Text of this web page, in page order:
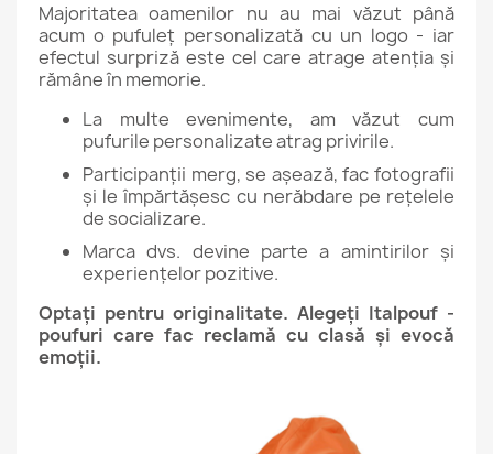
Majoritatea oamenilor nu au mai văzut până
acum o pufuleț personalizată cu un logo - iar
efectul surpriză este cel care atrage atenția și
rămâne în memorie.
La multe evenimente, am văzut cum
pufurile personalizate atrag privirile.
Participanții merg, se așează, fac fotografii
și le împărtășesc cu nerăbdare pe rețelele
de socializare.
Marca dvs. devine parte a amintirilor și
experiențelor pozitive.
Optați pentru originalitate. Alegeți Italpouf -
poufuri care fac reclamă cu clasă și evocă
emoții.